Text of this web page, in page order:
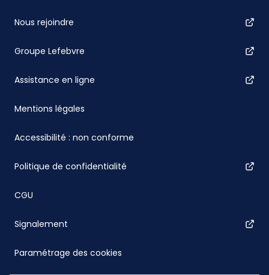
Nous rejoindre
Groupe Lefebvre
Assistance en ligne
Mentions légales
Accessibilité : non conforme
Politique de confidentialité
CGU
Signalement
Paramétrage des cookies